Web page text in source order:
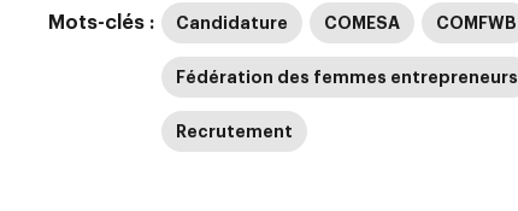
Mots-clés : Candidature COMESA COMFWB
Fédération des femmes entrepreneurs
Recrutement